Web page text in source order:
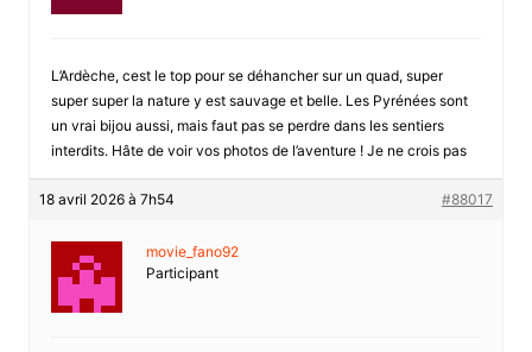
L’Ardèche, cest le top pour se déhancher sur un quad, super
super super la nature y est sauvage et belle. Les Pyrénées sont
un vrai bijou aussi, mais faut pas se perdre dans les sentiers
interdits. Hâte de voir vos photos de l’aventure ! Je ne crois pas
18 avril 2026 à 7h54 #88017
movie_fano92
Participant